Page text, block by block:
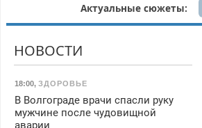
Актуальные сюжеты:
НОВОСТИ
18:00, ЗДОРОВЬЕ
В Волгограде врачи спасли руку
мужчине после чудовищной
аварии